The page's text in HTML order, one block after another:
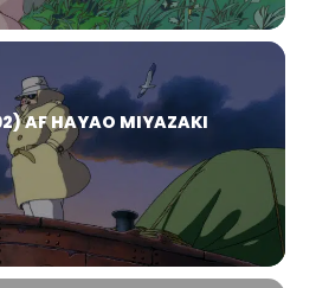
AF HAYAO MIYAZAKI